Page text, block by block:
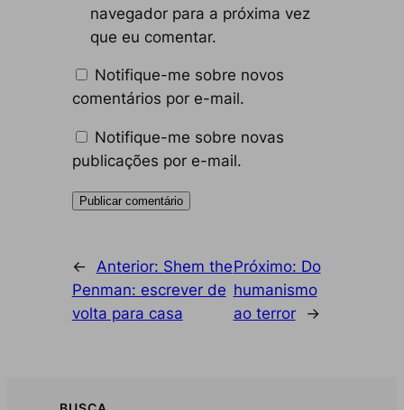
navegador para a próxima vez
que eu comentar.
Notifique-me sobre novos
comentários por e-mail.
Notifique-me sobre novas
publicações por e-mail.
← Anterior: Shem the
Penman: escrever de
volta para casa
Próximo: Do
humanismo
ao terror
→